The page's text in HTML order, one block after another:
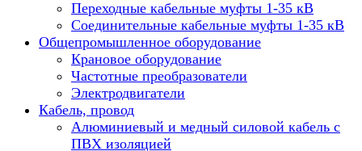
Переходные кабельные муфты 1-35 кВ
Соединительные кабельные муфты 1-35 кВ
Общепромышленное оборудование
Крановое оборудование
Частотные преобразователи
Электродвигатели
Кабель, провод
Алюминиевый и медный силовой кабель с
ПВХ изоляцией